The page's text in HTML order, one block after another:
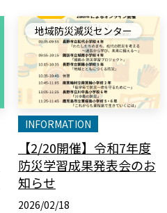
地域防災減災センター
INFORMATION
【2/20開催】令和7年度
防災学習成果発表会のお
知らせ
2026/02/18